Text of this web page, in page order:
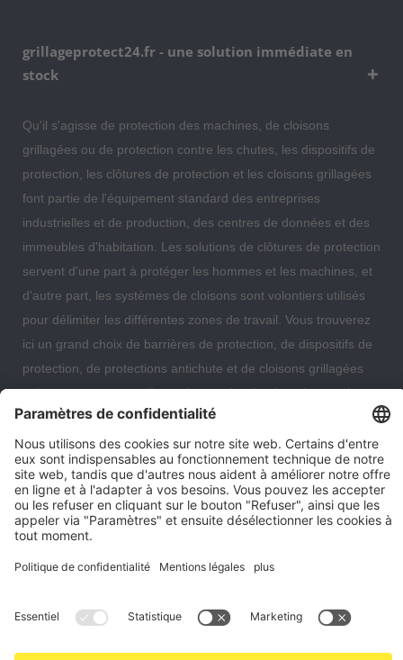
grillageprotect24.fr - une solution immédiate en
stock
Qu'il s'agisse de protection des machines, de cloisons
grillagées ou de protection contre les chutes, les dispositifs de
protection, les clôtures de protection et les cloisons grillagées
font partie de l'équipement standard des entreprises
industrielles et de production, des centres de données et des
immeubles d'habitation. Les solutions de clôtures de protection
servent d'une part à protéger les hommes et les machines, et
d'autre part, les systèmes de cloisons sont volontiers utilisés
pour délimiter les différentes zones de travail. Vous trouverez
ici un grand choix de barrières de protection, de dispositifs de
protection, de protections antichute et de cloisons grillagées
qui vous permettront d'organiser et de sécuriser de manière
optimale votre entrepôt, votre centre de données ou même
votre immeuble d'habitation.
Paramètres des cookies Notre entreprise
Contact
Expédition et conditions de paiement
Droit de rétractation
Protection des données
Conditions générales consommateur
Mentions légales
*Tous les prix en euros s'entendent hors TVA et frais d'expédition. Les
offres peuvent être modifiées. Jusqu'à épuisement des stocks.